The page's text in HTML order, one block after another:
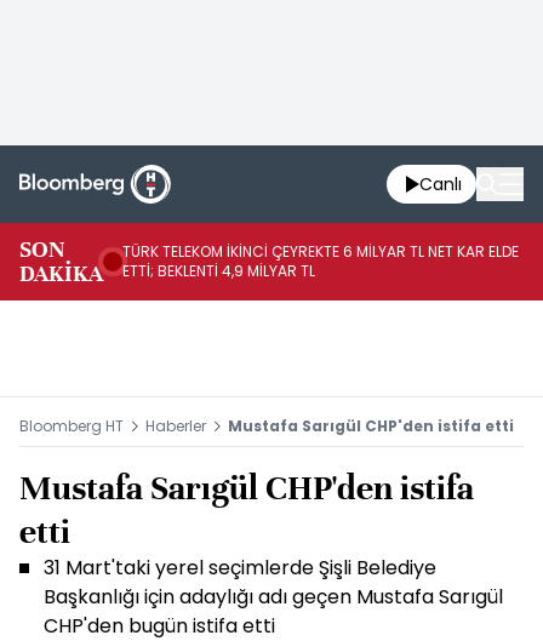
Canlı
SON
DAKİKA
TÜRK TELEKOM İKİNCİ ÇEYREKTE 6 MİLYAR TL NET KAR ELDE
ETTİ; BEKLENTİ 4,9 MİLYAR TL
Bloomberg HT Haberler Mustafa Sarıgül CHP'den istifa etti
Mustafa Sarıgül CHP'den istifa
etti
31 Mart'taki yerel seçimlerde Şişli Belediye
Başkanlığı için adaylığı adı geçen Mustafa Sarıgül
CHP'den bugün istifa etti